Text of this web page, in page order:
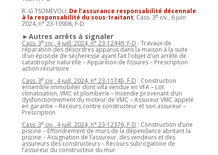
R.-G TSOMEVOU, De l’assurance responsabilité décennale
à la responsabilité du sous-traitant, Cass. 3eciv., 6 juin
2024, n° 23-10906, F-D
►Autres arrêts à signaler
Cass. 3eciv., 4 juill. 2024, n° 23-12449, F-D : Travaux de
réparation des désordres apparus dans la maison à la suite
d'un épisode de sécheresse ayant fait l'objet d'un arrêté de
catastrophe naturelle – Apparition de fissures – Prescription
action récursoire
Cass. 3eciv., 4 juill. 2024, n° 23-11745, F-D : Construction
ensemble immobilier dont villa vendue en VFA – Lot
climatisation, VMC et plomberie – Incendie provenant d’un
dysfonctionnement du moteur de VMC – Assureur VMC appelé
en garantie – Recours contre constructeur et son assureur –
Prescription
Cass. 3eciv., 4 juill. 2024, n° 23-12376, F-D : Construction d’une
piscine – Effondrement de murs de la dépendance abritant la
piscine – Assignation de l’assureur, des vendeurs et des
assureurs des constructeurs – Recours subrogatoire de
l’assureur du constructeur du mur